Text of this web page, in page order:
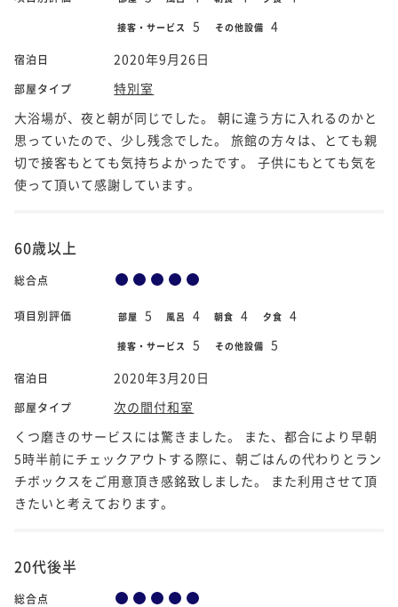
接客・サービス 5 その他設備 4
宿泊日 2020年9月26日
部屋タイプ
特別室
大浴場が、夜と朝が同じでした。 朝に違う方に入れるのかと
思っていたので、少し残念でした。 旅館の方々は、とても親
切で接客もとても気持ちよかったです。 子供にもとても気を
使って頂いて感謝しています。
60歳以上
総合点
項目別評価 部屋 5 風呂 4 朝食 4 夕食 4
接客・サービス 5 その他設備 5
宿泊日 2020年3月20日
部屋タイプ
次の間付和室
くつ磨きのサービスには驚きました。 また、都合により早朝
5時半前にチェックアウトする際に、朝ごはんの代わりとラン
チボックスをご用意頂き感銘致しました。 また利用させて頂
きたいと考えております。
20代後半
総合点